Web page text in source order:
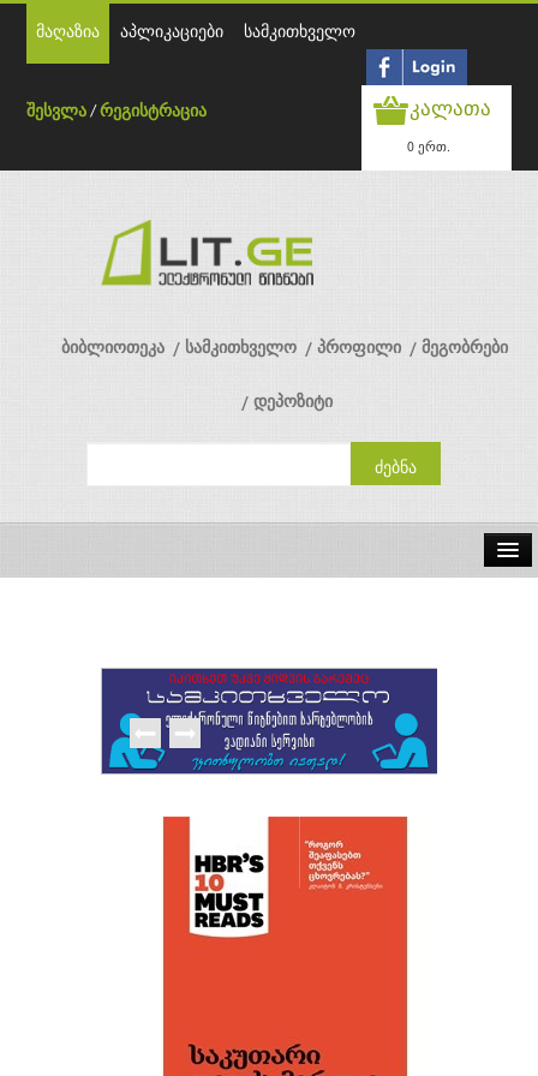
მაღაზია აპლიკაციები სამკითხველო
შესვლა /რეგისტრაცია კალათა
0 ერთ.
ბიბლიოთეკა სამკითხველო პროფილი მეგობრები
დეპოზიტი
გამომცემლობები